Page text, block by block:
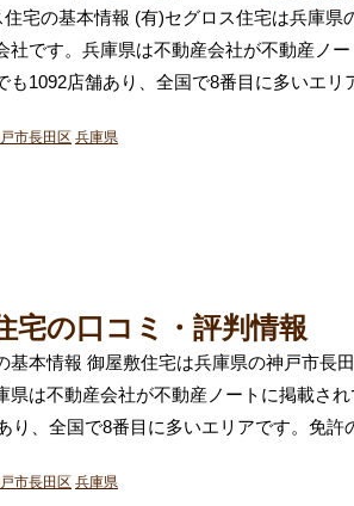
住宅の基本情報 (有)セグロス住宅は兵庫県
社です。兵庫県は不動産会社が不動産ノ
も1092店舗あり、全国で8番目に多いエリ
市長田区 兵庫県
宅の口コミ・評判情報
基本情報 御屋敷住宅は兵庫県の神戸市長
県は不動産会社が不動産ノートに掲載さ
り、全国で8番目に多いエリアです。免許
市長田区 兵庫県